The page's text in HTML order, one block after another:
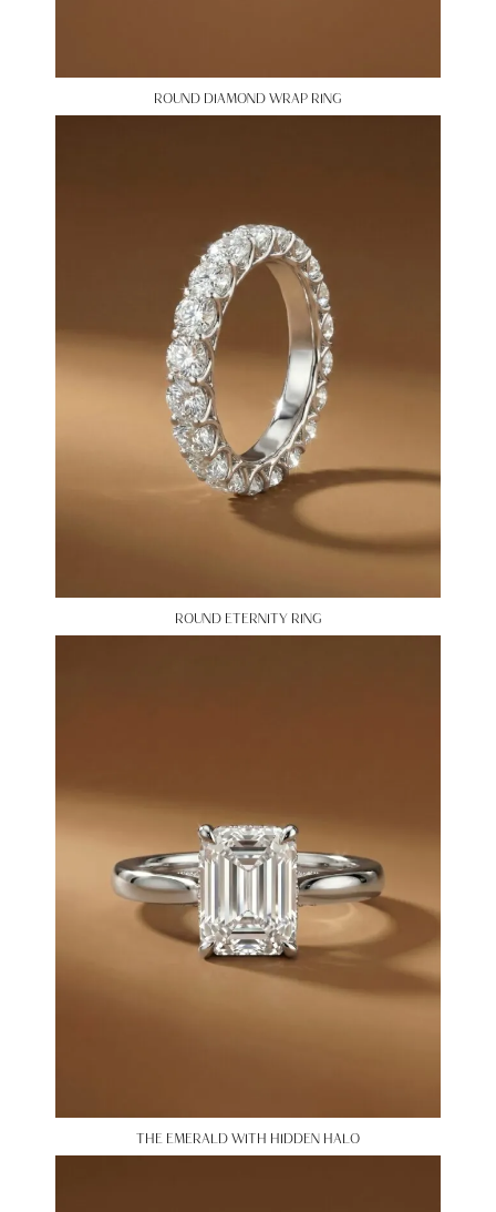
ROUND DIAMOND WRAP RING
ROUND ETERNITY RING
THE EMERALD WITH HIDDEN HALO